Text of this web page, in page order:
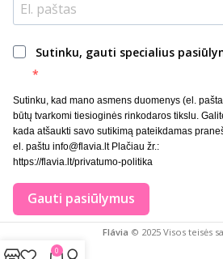
Sutinku, gauti specialius
Sutinku, kad mano asmens duomenys (el.
būtų tvarkomi tiesioginės rinkodaros tikslu.
kada atšaukti savo sutikimą pateikdamas
el. paštu info@flavia.lt Plačiau žr.:
https://flavia.lt/privatumo-politika
Gauti pasiūlymus
Flávia © 2025 Visos teisės
0